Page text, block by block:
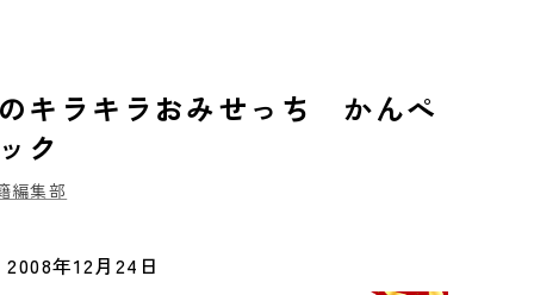
キラキラおみせっち かんぺ
ク
編集部
2008年12月24日